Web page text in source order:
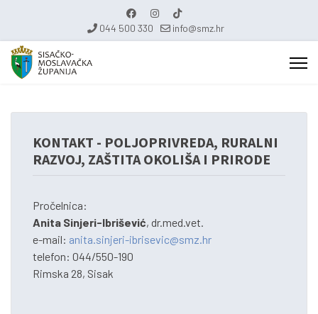
044 500 330 info@smz.hr
KONTAKT - POLJOPRIVREDA, RURALNI
RAZVOJ, ZAŠTITA OKOLIŠA I PRIRODE
Pročelnica:
Anita Sinjeri-Ibrišević, dr.med.vet.
e-mail: anita.sinjeri-ibrisevic@smz.hr
telefon: 044/550-190
Rimska 28, Sisak